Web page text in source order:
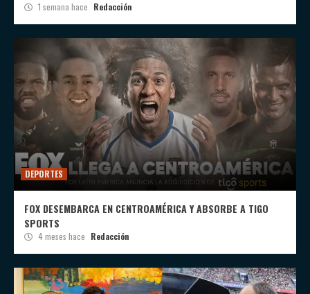
1 semana hace Redacción
DEPORTES
FOX DESEMBARCA EN CENTROAMÉRICA Y ABSORBE A TIGO
SPORTS
4 meses hace Redacción